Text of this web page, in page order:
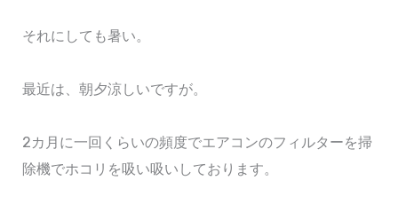
それにしても暑い。
最近は、朝夕涼しいですが。
2カ月に一回くらいの頻度でエアコンのフィルターを掃
除機でホコリを吸い吸いしております。